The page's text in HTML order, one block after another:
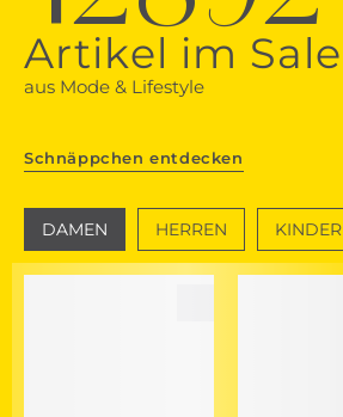
Artikel im Sale
aus Mode & Lifestyle
Schnäppchen entdecken
DAMEN HERREN KINDER